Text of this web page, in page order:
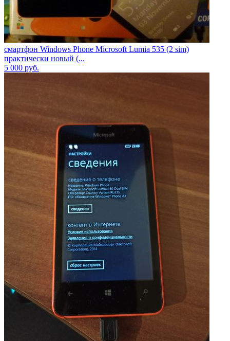
смартфон Windows Phone Microsoft Lumia 535 (2 sim)
практически новый (...
5 000 руб.